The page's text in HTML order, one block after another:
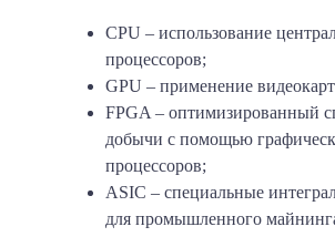
CPU – использование
процессоров;
GPU – применение
FPGA – оптимизированный
добычи с помощью
процессоров;
ASIC – специальные
для промышленного